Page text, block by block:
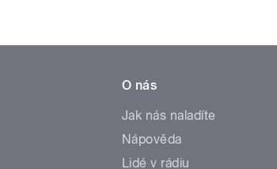
O nás
Jak nás naladíte
Nápověda
Lidé v rádiu